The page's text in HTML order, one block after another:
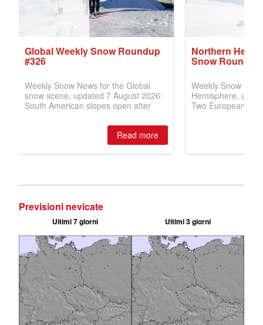
Previsioni nevicate
Ultimi 7 giorni Ultimi 3 giorni